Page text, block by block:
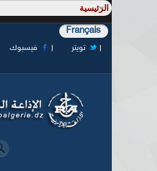
Français
فيسبوك
تويتر